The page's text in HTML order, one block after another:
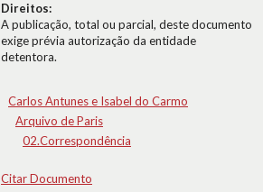
Direitos:
A publicação, total ou parcial, deste documento
exige prévia autorização da entidade
detentora.
Carlos Antunes e Isabel do Carmo
Arquivo de Paris
02.Correspondência
Citar Documento